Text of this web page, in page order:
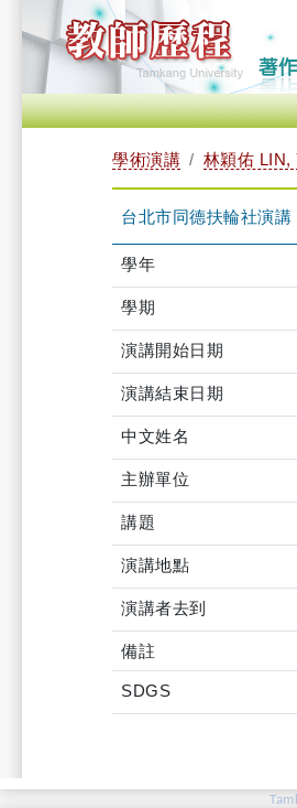
學術演講 林穎佑 LIN,
台北市同德扶輪社演講
學年
學期
演講開始日期
演講結束日期
中文姓名
主辦單位
講題
演講地點
演講者去到
備註
SDGS